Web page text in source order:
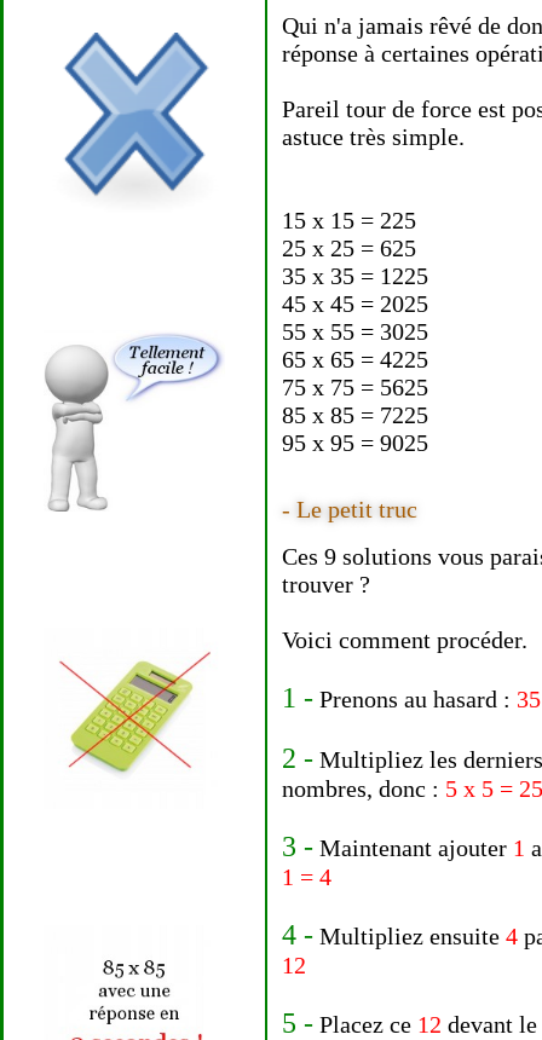
Qui n'a jamais rêvé de
réponse à certaines
Pareil tour de force est
astuce très simple.
15 x 15 = 225
25 x 25 = 625
35 x 35 = 1225
45 x 45 = 2025
55 x 55 = 3025
65 x 65 = 4225
75 x 75 = 5625
85 x 85 = 7225
95 x 95 = 9025
- Le petit truc
Ces 9 solutions vous
trouver ?
Voici comment procéder.
1 - Prenons au hasard :
2 - Multipliez les
nombres, donc : 5 x 5 = 25
3 - Maintenant ajouter 1
1 = 4
4 - Multipliez ensuite 4
12
5 - Placez ce 12 devant le